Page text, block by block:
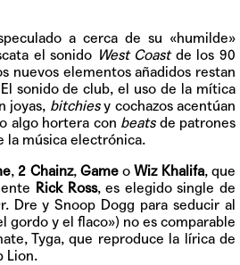
a cerca de su «humilde»
el sonido West Coastde los 90
nuevos elementos añadidos restan
sonido de club, el uso de la mítica
joyas, bitchiesy cochazos acentúan
algo hortera con beatsde patrones
la música electrónica.
, 2 Chainz, GameoWiz Khalifa, que
Rick Ross, es elegido single de
Dre y Snoop Dogg para seducir al
gordo y el flaco») no es comparable
Tyga, que reproduce la lírica de
Lion.
Hablamos con Boza
sobre 'Bucle', el…